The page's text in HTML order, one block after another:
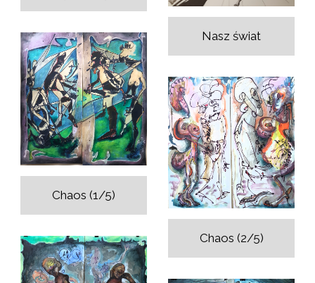
Nasz świat
Chaos (1/5)
Chaos (2/5)